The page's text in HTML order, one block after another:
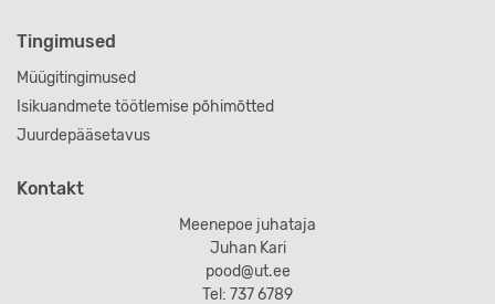
Tingimused
Müügitingimused
Isikuandmete töötlemise põhimõtted
Juurdepääsetavus
Kontakt
Meenepoe juhataja
Juhan Kari
pood@ut.ee
Tel: 737 6789